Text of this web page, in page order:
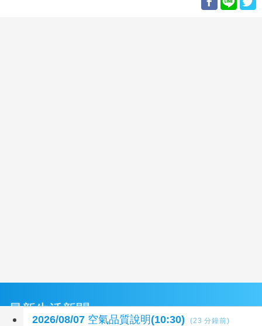
最新生活新聞
2026/08/07 空氣品質說明(10:30) (23 分鐘前)